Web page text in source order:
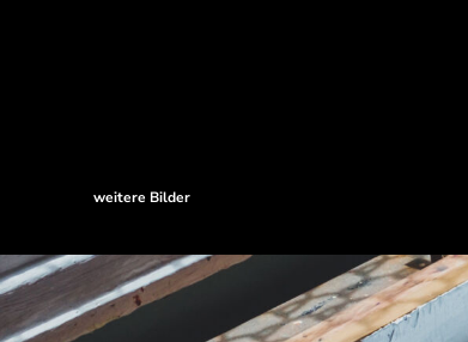
weitere Bilder